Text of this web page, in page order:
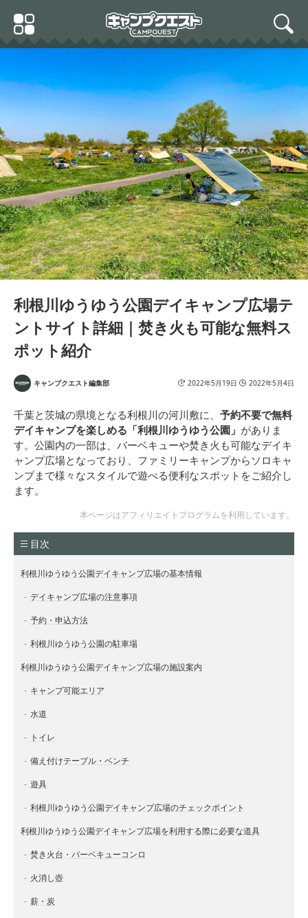
Primary
Menu
search
利根川ゆうゆう公園デイキャンプ広場テ
ントサイト詳細｜焚き火も可能な無料ス
ポット紹介
キャンプクエスト編集部 2022年5月19日 2022年5月4日
千葉と茨城の県境となる利根川の河川敷に、 予約不要で無料
デイキャンプを楽しめる「利根川ゆうゆう公園」 がありま
す。公園内の一部は、バーベキューや焚き火も可能なデイキ
ャンプ広場となっており、ファミリーキャンプからソロキャ
ンプまで様々なスタイルで遊べる便利なスポットをご紹介し
ます。
本ページはアフィリエイトプログラムを利用しています。
目次
利根川ゆうゆう公園デイキャンプ広場の基本情報
デイキャンプ広場の注意事項
予約・申込方法
利根川ゆうゆう公園の駐車場
利根川ゆうゆう公園デイキャンプ広場の施設案内
キャンプ可能エリア
水道
トイレ
備え付けテーブル・ベンチ
遊具
利根川ゆうゆう公園デイキャンプ広場のチェックポイント
利根川ゆうゆう公園デイキャンプ広場を利用する際に必要な道具
焚き火台・バーベキューコンロ
火消し壺
薪・炭
sherry's (シェリーズ) 焚
き火台 B-1 (ビーワン) 4wa
y 浮遊ゴトク 分裂 オブジ
ェ インテリア コンパクト
焚火台 Made in Japan
キャプテンスタッグ(CAPT
AIN STAG) バーベキュー
用 火消しつぼ 火起し器 セ
ット UG-3245
No36ソロキャンプ用 広葉
樹の薪と針葉樹の薪2点セ
ット（焚付け付き） 長さ
約17センチ宅配80サイズ
携帯に便利なコンパクトサ
イズ【産地】長野県 八ヶ
岳通販
ロゴス(LOGOS) トラッド
ソーラー ツーリングター
プ-BA 71805607 ベージュ
80cm
サンライン(SUNLINE) MS
Y おにやんま君